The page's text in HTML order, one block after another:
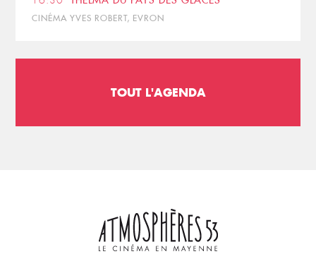
CINÉMA YVES ROBERT, EVRON
TOUT L'AGENDA